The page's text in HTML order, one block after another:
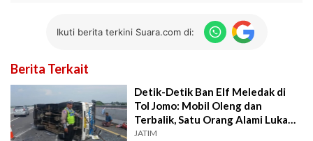
Ikuti berita terkini Suara.com di:
Berita Terkait
Detik-Detik Ban Elf Meledak di
Tol Jomo: Mobil Oleng dan
Terbalik, Satu Orang Alami Luka
Berat
JATIM